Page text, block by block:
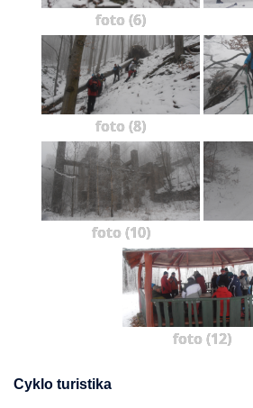
foto (6)
foto (8)
foto (10)
foto (12)
Cyklo turistika